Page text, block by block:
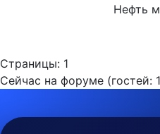
Нефть
Страницы: 1
Сейчас на форуме (гостей: 1